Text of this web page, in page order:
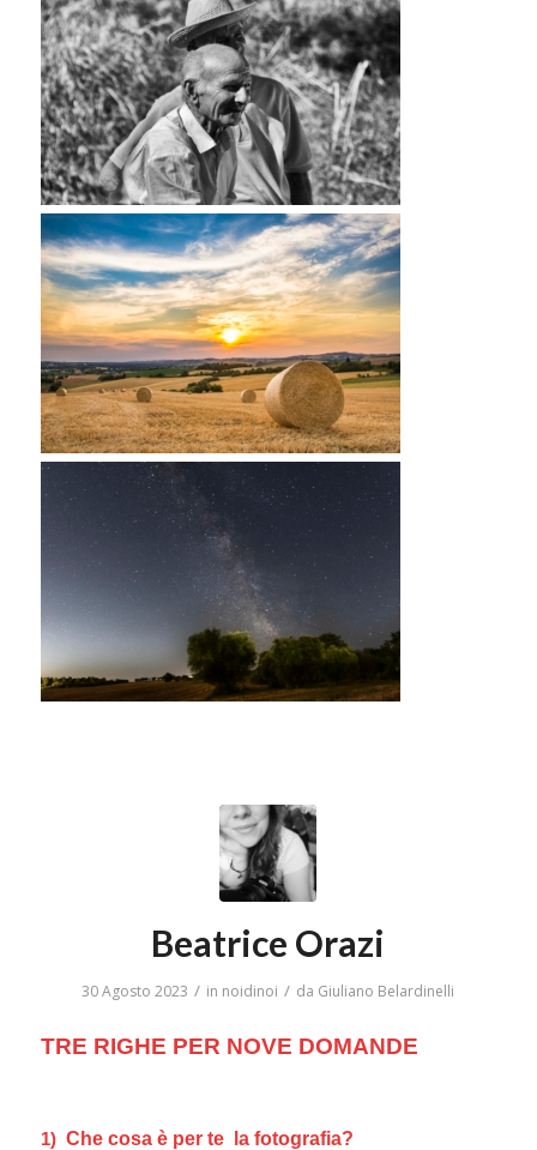
Beatrice Orazi
30 Agosto 2023 / in noidinoi / da Giuliano Belardinelli
TRE RIGHE PER NOVE DOMANDE
1) Che cosa è per te la fotografia?